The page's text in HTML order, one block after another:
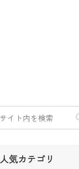
人気カテゴリ